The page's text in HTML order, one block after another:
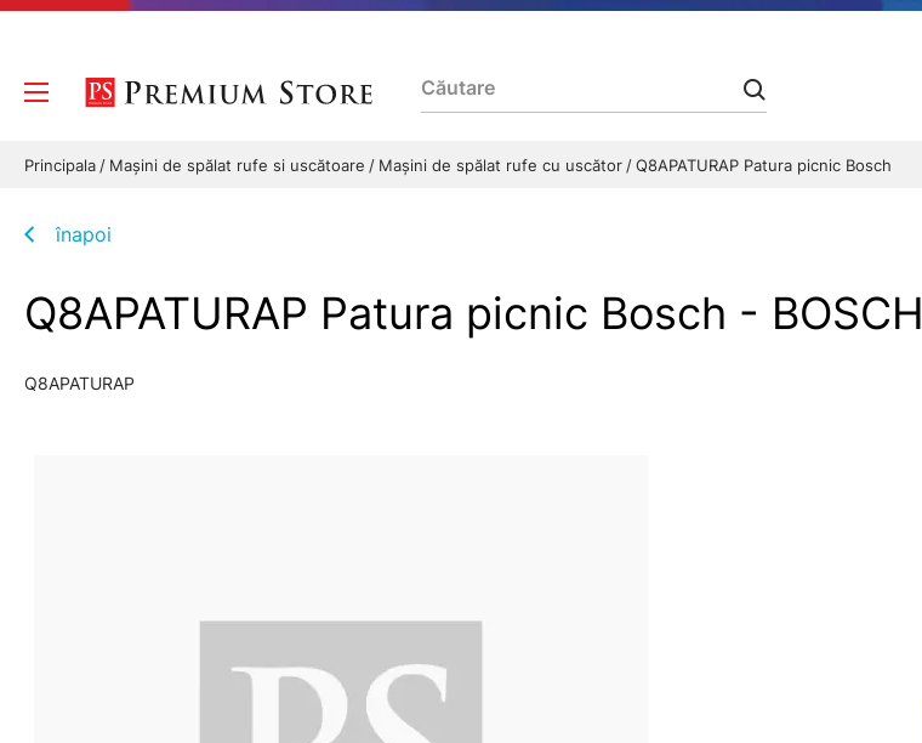
Principala Mașini de spălat rufe si uscătoare Mașini de spălat rufe cu uscător Q8APATURAP Patura picnic Bosch
înapoi
Q8APATURAP Patura picnic Bosch - BOSCH
Q8APATURAP